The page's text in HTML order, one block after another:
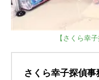
【さくら幸
さくら幸子探偵事